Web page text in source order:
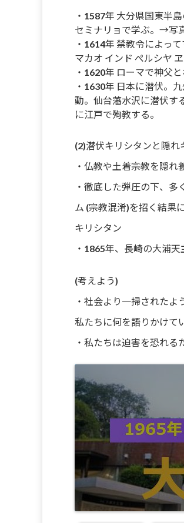
・1587年 大分県国東半
セミナリョで学ぶ。→写
・1614年 禁教令によっ
マカオ インド ぺルシヤ
・1620年 ローマで神父と
・1630年 日本に潜伏。
動。仙台藩水沢に潜伏す
に江戸で殉教する。
(2)潜伏キリシタンと隠れ
・仏教や土着宗教を隠れ
・徹底した弾圧の下、
ム (宗教混淆)を招く結果
キリシタン
・1865年、長崎の大浦
(考えよう)
・社会より一掃された
私たちに何を語りかけて
・私たちは迫害を恐れる